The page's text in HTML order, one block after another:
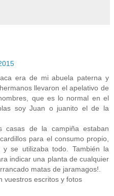
era de mi abuela paterna y
llevaron el apelativo de
que es lo normal en el
soy Juan o juanito el de la
casas de la campiña estaban
para el consumo propio,
y se utilizaba todo. También la
indicar una planta de cualquier
matas de jaramagos!.
vuestros escritos y fotos